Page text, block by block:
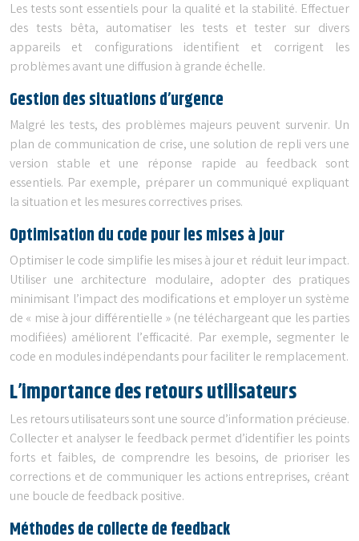
Les tests sont essentiels pour la qualité et la stabilité. Effectuer
des tests bêta, automatiser les tests et tester sur divers
appareils et configurations identifient et corrigent les
problèmes avant une diffusion à grande échelle.
Gestion des situations d’urgence
Malgré les tests, des problèmes majeurs peuvent survenir. Un
plan de communication de crise, une solution de repli vers une
version stable et une réponse rapide au feedback sont
essentiels. Par exemple, préparer un communiqué expliquant
la situation et les mesures correctives prises.
Optimisation du code pour les mises à jour
Optimiser le code simplifie les mises à jour et réduit leur impact.
Utiliser une architecture modulaire, adopter des pratiques
minimisant l’impact des modifications et employer un système
de « mise à jour différentielle » (ne téléchargeant que les parties
modifiées) améliorent l’efficacité. Par exemple, segmenter le
code en modules indépendants pour faciliter le remplacement.
L’importance des retours utilisateurs
Les retours utilisateurs sont une source d’information précieuse.
Collecter et analyser le feedback permet d’identifier les points
forts et faibles, de comprendre les besoins, de prioriser les
corrections et de communiquer les actions entreprises, créant
une boucle de feedback positive.
Méthodes de collecte de feedback